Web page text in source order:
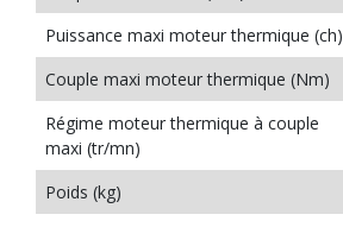
Puissance maxi moteur thermique (ch)
Couple maxi moteur thermique (Nm)
Régime moteur thermique à couple
maxi (tr/mn)
Poids (kg)